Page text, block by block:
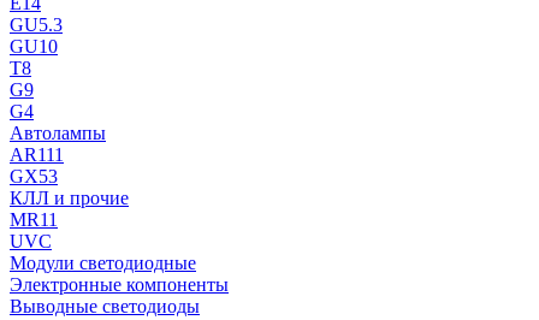
GU5.3
GU10
T8
G9
G4
Автолампы
AR111
GX53
КЛЛ и прочие
MR11
UVC
Модули светодиодные
Электронные компоненты
Выводные светодиоды